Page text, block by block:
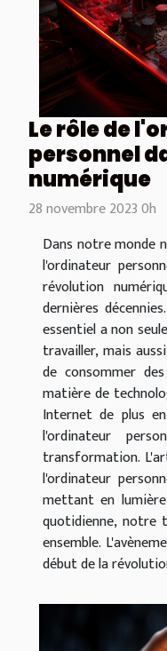
Le rôle de
personnel
numérique
28 novembre 2023 0h
Dans notre monde
l'ordinateur
révolution
dernières
essentiel a non
travailler, mais
de consommer
matière de
Internet de plus
l'ordinateur
transformation.
l'ordinateur
mettant en
quotidienne, notre
ensemble.
début de la